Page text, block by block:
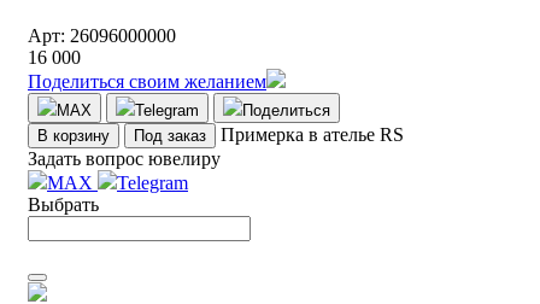
Арт: 26096000000
16 000
Поделиться своим желанием
MAX Telegram
Поделиться
В корзину
Под заказ
Примерка в ателье RS
Задать вопрос ювелиру
MAX
Telegram
Выбрать